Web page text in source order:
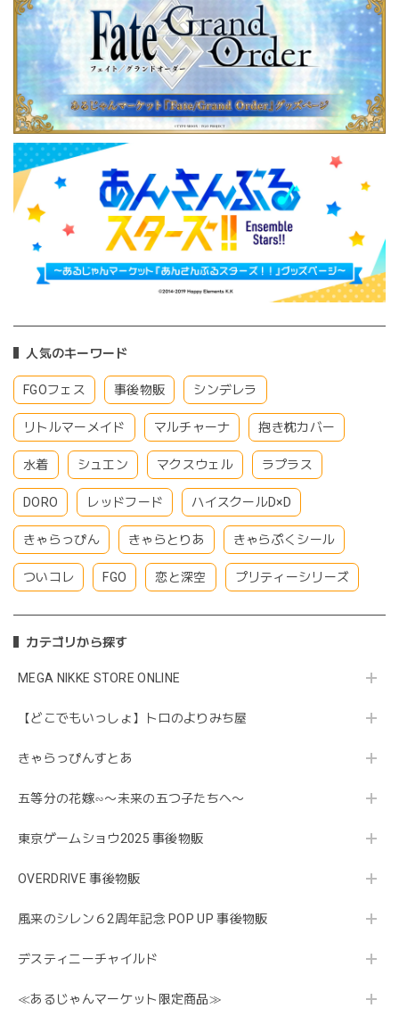
人気のキーワード
FGOフェス 事後物販 シンデレラ
リトルマーメイド マルチャーナ 抱き枕カバー
水着 シュエン マクスウェル ラプラス
DORO レッドフード ハイスクールD×D
きゃらっぴん きゃらとりあ きゃらぷくシール
ついコレ FGO 恋と深空 プリティーシリーズ
カテゴリから探す
MEGA NIKKE STORE ONLINE
【どこでもいっしょ】トロのよりみち屋
きゃらっぴんすとあ
五等分の花嫁∽〜未来の五つ子たちへ〜
東京ゲームショウ2025 事後物販
OVERDRIVE 事後物販
風来のシレン６2周年記念 POP UP 事後物販
デスティニーチャイルド
≪あるじゃんマーケット限定商品≫